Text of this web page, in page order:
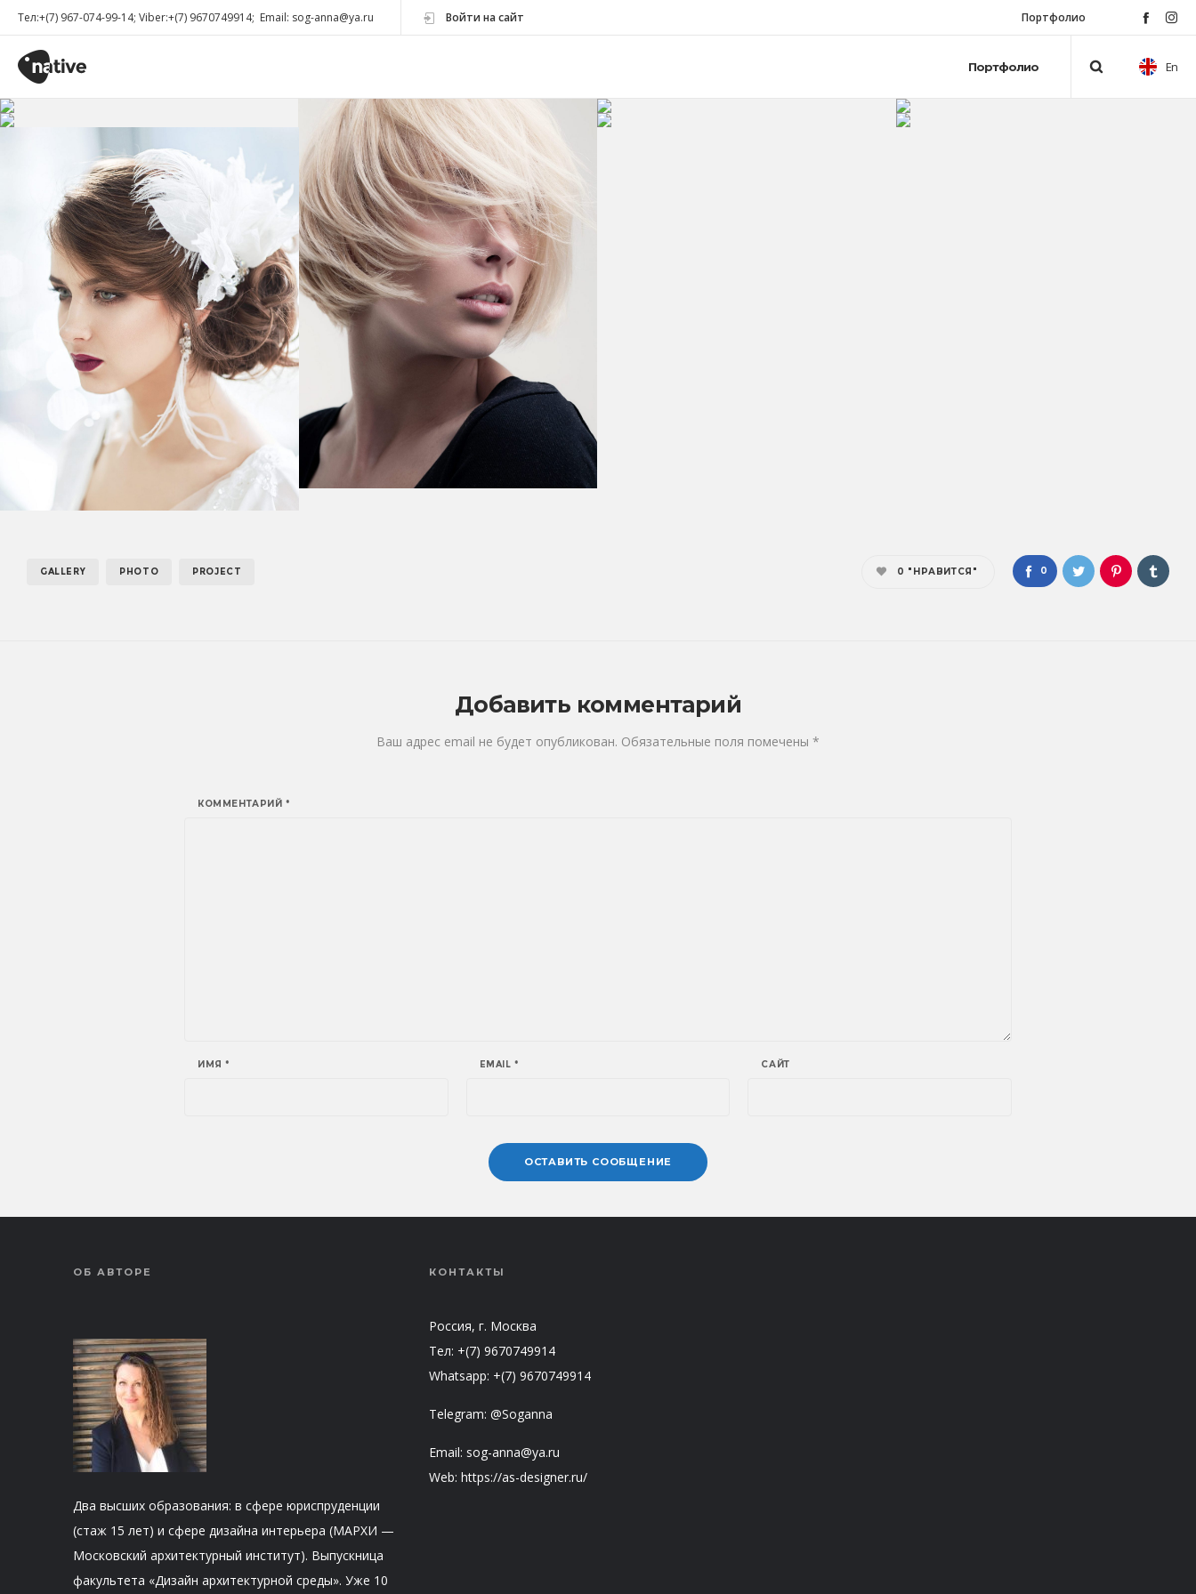
Тел:+(7) 967-074-99-14; Viber:+(7) 9670749914; Email: sog-anna@ya.ru Войти на сайт Портфолио
En
Портфолио
GALLERY PHOTO PROJECT 0
0 "НРАВИТСЯ"
Добавить комментарий
Ваш адрес email не будет опубликован. Обязательные поля помечены *
КОММЕНТАРИЙ*
ИМЯ* EMAIL* САЙТ
ОБ АВТОРЕ
Два высших образования: в сфере юриспруденции
(стаж 15 лет) и сфере дизайна интерьера (МАРХИ —
Московский архитектурный институт). Выпускница
факультета «Дизайн архитектурной среды». Уже 10
КОНТАКТЫ
Россия, г. Москва
Тел: +(7) 9670749914
Whatsapp: +(7) 9670749914
Telegram: @Soganna
Email: sog-anna@ya.ru
Web: https://as-designer.ru/